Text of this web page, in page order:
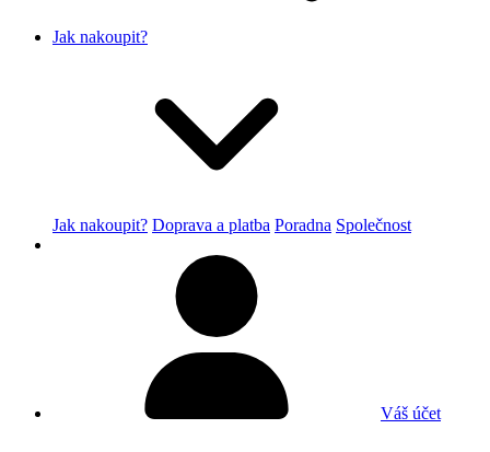
Jak nakoupit?
Jak nakoupit? Doprava a platba Poradna Společnost
Váš účet